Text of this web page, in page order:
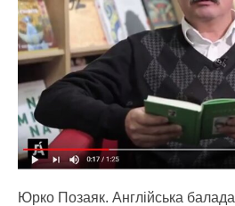
Юрко Позаяк. Англійська балада